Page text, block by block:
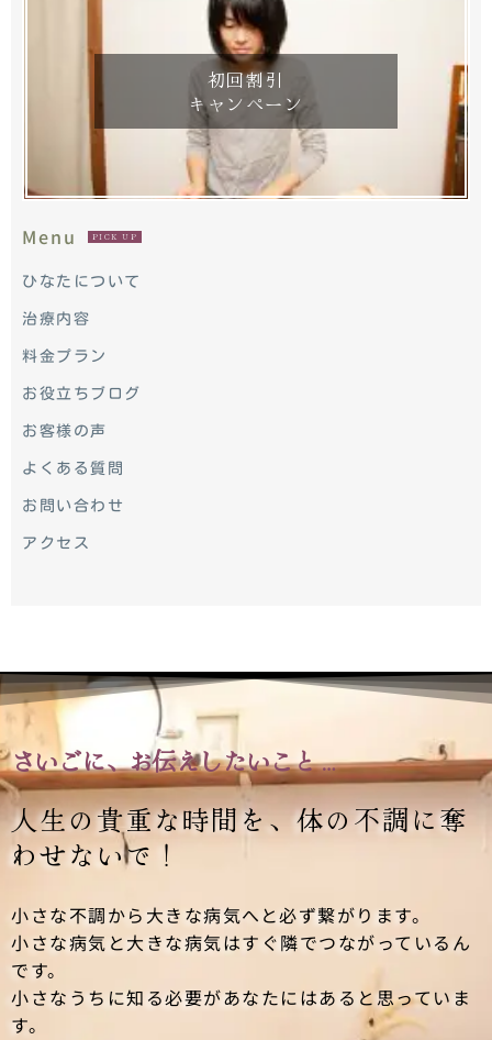
初回割引
キャンペーン
Menu PICK UP
ひなたについて
治療内容
料金プラン
お役立ちブログ
お客様の声
よくある質問
お問い合わせ
アクセス
さいごに、お伝えしたいこと…
人生の貴重な時間を、体の不調に奪
わせないで！
小さな不調から大きな病気へと必ず繋がります。
小さな病気と大きな病気はすぐ隣でつながっているん
です。
小さなうちに知る必要があなたにはあると思っていま
す。